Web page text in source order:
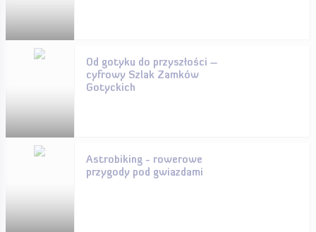
Od gotyku do przyszłości –
cyfrowy Szlak Zamków
Gotyckich
Astrobiking - rowerowe
przygody pod gwiazdami